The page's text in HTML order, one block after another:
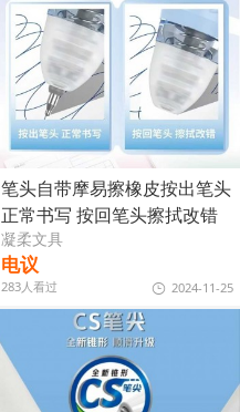
笔头自带摩易擦橡皮按出笔头
正常书写 按回笔头擦拭改错
凝柔文具
电议
283人看过 2024-11-25